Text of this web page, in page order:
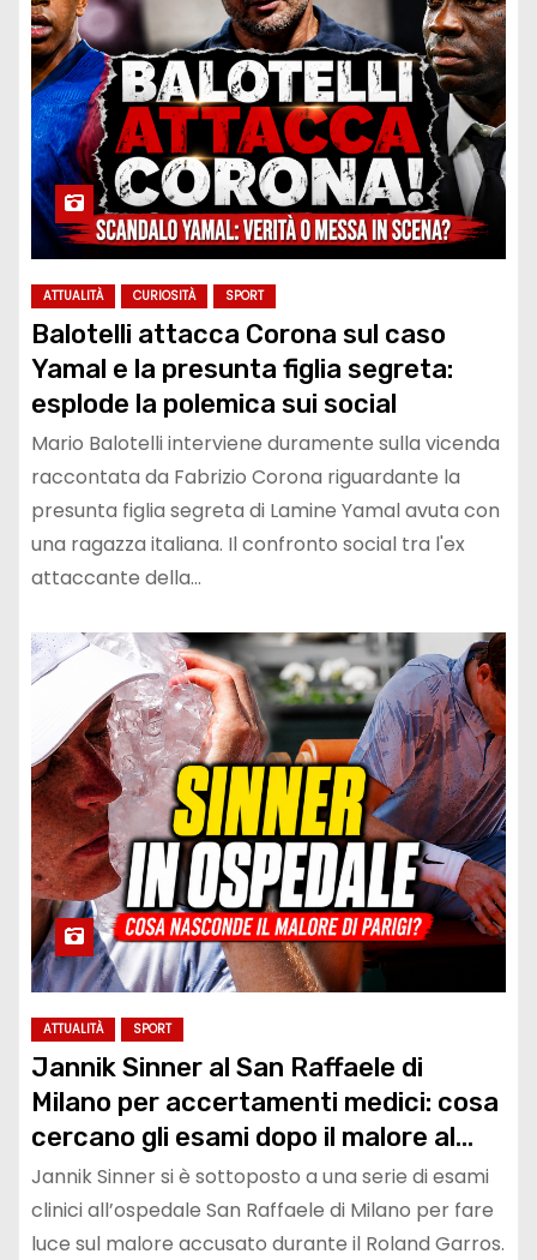
ATTUALITÀ CURIOSITÀ SPORT
Balotelli attacca Corona sul caso
Yamal e la presunta figlia segreta:
esplode la polemica sui social
Mario Balotelli interviene duramente sulla vicenda
raccontata da Fabrizio Corona riguardante la
presunta figlia segreta di Lamine Yamal avuta con
una ragazza italiana. Il confronto social tra l'ex
attaccante della…
ATTUALITÀ SPORT
Jannik Sinner al San Raffaele di
Milano per accertamenti medici: cosa
cercano gli esami dopo il malore al
Roland Garros e quali sono i prossimi
obiettivi verso Wimbledon
Jannik Sinner si è sottoposto a una serie di esami
clinici all’ospedale San Raffaele di Milano per fare
luce sul malore accusato durante il Roland Garros.